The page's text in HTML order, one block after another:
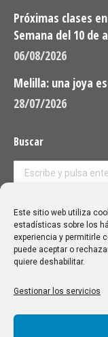
Este sitio web utiliza
estadísticas sobre los
experiencia y permitirle
puede aceptar o
quiere deshabilitar.
Gestionar los servicios
Próximas clases
Semana del 10 de
06/08/2026
Melilla: una joya
28/07/2026
Buscar
Buscar:
Aviso Legal|